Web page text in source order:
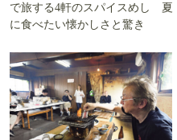
で旅する4軒のスパイスめし 夏
に食べたい懐かしさと驚き